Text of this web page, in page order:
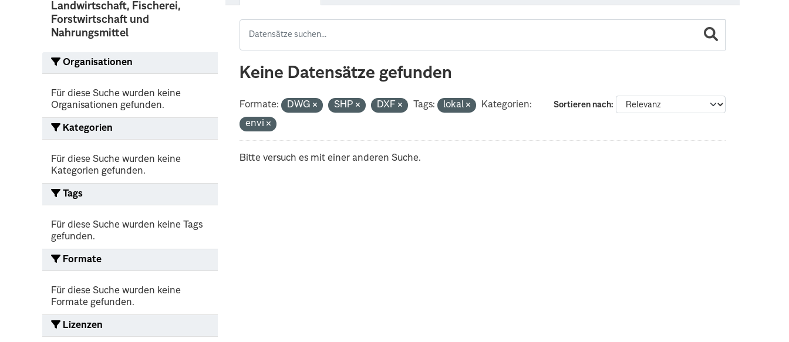
Landwirtschaft, Fischerei,
Forstwirtschaft und
Nahrungsmittel
Organisationen
Für diese Suche wurden keine
Organisationen gefunden.
Kategorien
Für diese Suche wurden keine
Kategorien gefunden.
Tags
Für diese Suche wurden keine Tags
gefunden.
Formate
Für diese Suche wurden keine
Formate gefunden.
Lizenzen
Keine Datensätze gefunden
Sortieren nach
Formate: DWG SHP DXF Tags: lokal
Kategorien:
envi
Bitte versuch es mit einer anderen Suche.